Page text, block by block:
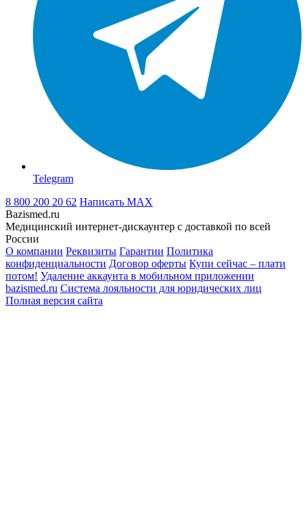
Telegram
8 800 200 20 62 Написать MAX
Bazismed.ru
Медицинский интернет-дискаунтер с доставкой по всей
России
О компании Реквизиты Гарантии Политика
конфиденциальности Договор оферты Купи сейчас – плати
потом! Удаление аккаунта в мобильном приложении
bazismed.ru Система лояльности для юридических лиц
Полная версия сайта